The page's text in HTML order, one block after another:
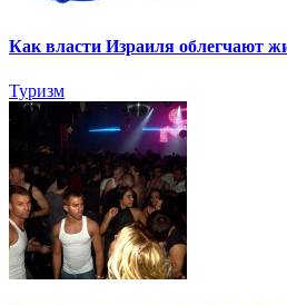
Как власти Израиля облегчают
Туризм